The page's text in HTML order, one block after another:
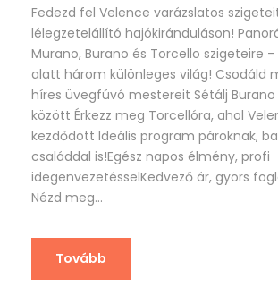
Fedezd fel Velence varázslatos
lélegzetelállító hajókiránduláson!
Murano, Burano és Torcello szigeteire
alatt három különleges világ! Csodáld
híres üvegfúvó mestereit Sétálj Burano
között Érkezz meg Torcellóra, ahol
kezdődött Ideális program pároknak,
családdal is!Egész napos élmény, profi
idegenvezetésselKedvező ár, gyors
Nézd meg...
Tovább